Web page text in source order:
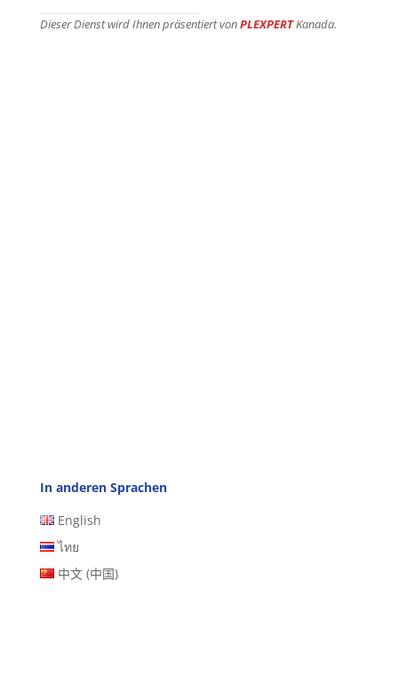
Dieser Dienst wird Ihnen präsentiert vonPLEXPERTKanada.
In anderen Sprachen
English
ไทย
中文 (中国)